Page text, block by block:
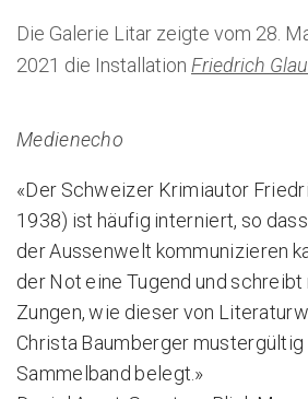
Die Galerie Litar zeigte vom 28.
2021 die Installation Friedrich
Medienecho
«Der Schweizer Krimiautor
1938) ist häufig interniert, so
der Aussenwelt kommunizieren
der Not eine Tugend und
Zungen, wie dieser von
Christa Baumberger
Sammelband belegt.»